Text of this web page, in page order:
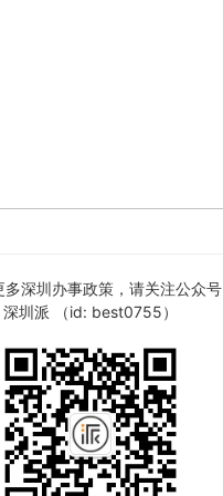
多深圳办事政策，请关注公众号
深圳派 （id: best0755）